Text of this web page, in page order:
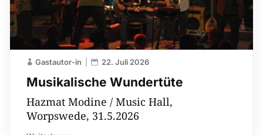
Musikalische Wundertüte
Gastautor-in 22. Juli 2026
Hazmat Modine / Music Hall,
Worpswede, 31.5.2026